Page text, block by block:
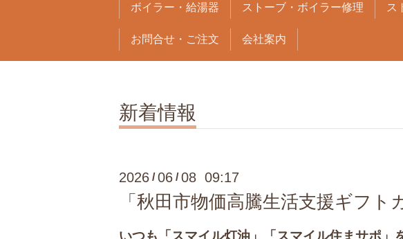
ボイラー・給湯器 ストーブ・ボイラー修理 ス
お問合せ・ご注文 会社案内
新着情報
2026 /06 /08 09:17
「秋田市物価高騰生活支援ギフ
いつも「スマイル灯油」「スマイル住まサポ」